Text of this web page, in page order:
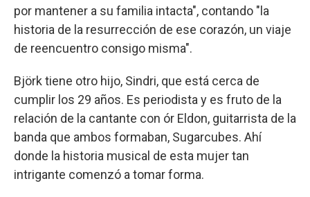
por mantener a su familia intacta", contando "la
historia de la resurrección de ese corazón, un viaje
de reencuentro consigo misma".
Björk tiene otro hijo, Sindri, que está cerca de
cumplir los 29 años. Es periodista y es fruto de la
relación de la cantante con ór Eldon, guitarrista de la
banda que ambos formaban, Sugarcubes. Ahí
donde la historia musical de esta mujer tan
intrigante comenzó a tomar forma.